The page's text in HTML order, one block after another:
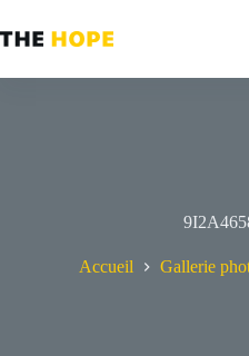
au
contenu
Accueil Gallerie